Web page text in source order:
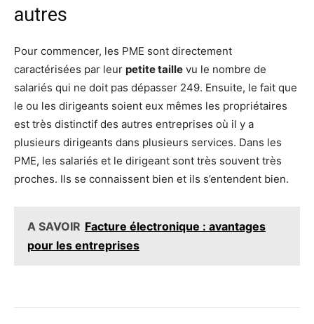
autres
Pour commencer, les PME sont directement
caractérisées par leur petite taille vu le nombre de
salariés qui ne doit pas dépasser 249. Ensuite, le fait que
le ou les dirigeants soient eux mêmes les propriétaires
est très distinctif des autres entreprises où il y a
plusieurs dirigeants dans plusieurs services. Dans les
PME, les salariés et le dirigeant sont très souvent très
proches. Ils se connaissent bien et ils s’entendent bien.
A SAVOIR Facture électronique : avantages
pour les entreprises